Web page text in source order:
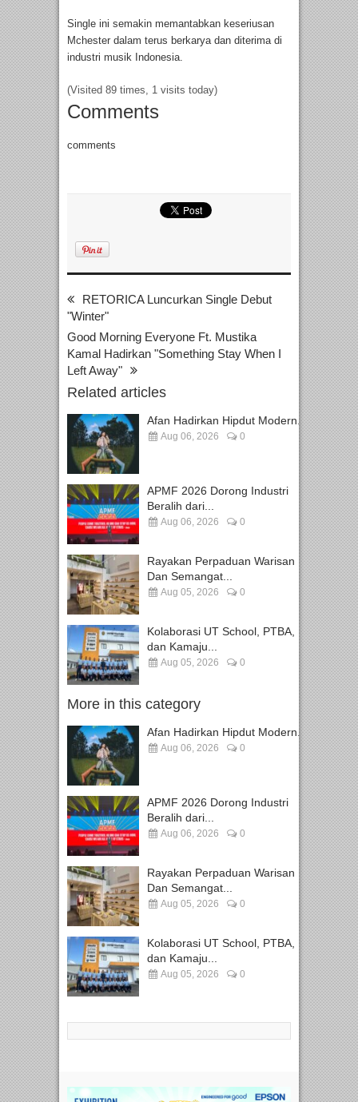
Single ini semakin memantabkan keseriusan
Mchester dalam terus berkarya dan diterima di
industri musik Indonesia.
(Visited 89 times, 1 visits today)
Comments
comments
RETORICA Luncurkan Single Debut
"Winter"
Good Morning Everyone Ft. Mustika
Kamal Hadirkan "Something Stay When I
Left Away"
Related articles
Afan Hadirkan Hipdut Modern...
Aug 06, 2026 0
APMF 2026 Dorong Industri
Beralih dari...
Aug 06, 2026 0
Rayakan Perpaduan Warisan
Dan Semangat...
Aug 05, 2026 0
Kolaborasi UT School, PTBA,
dan Kamaju...
Aug 05, 2026 0
More in this category
Afan Hadirkan Hipdut Modern...
Aug 06, 2026 0
APMF 2026 Dorong Industri
Beralih dari...
Aug 06, 2026 0
Rayakan Perpaduan Warisan
Dan Semangat...
Aug 05, 2026 0
Kolaborasi UT School, PTBA,
dan Kamaju...
Aug 05, 2026 0